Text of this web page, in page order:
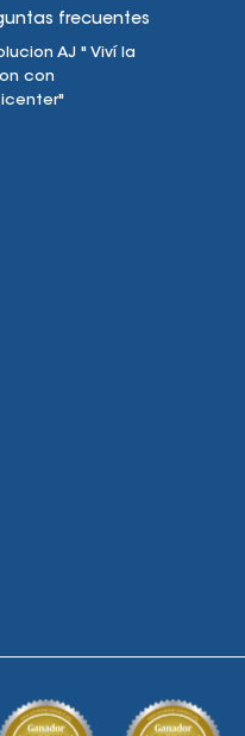
frecuentes
AJ " Viví la
con